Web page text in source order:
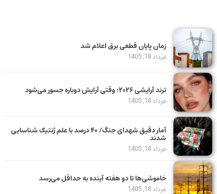
زمان پایان قطعی برق اعلام شد
مرداد 18, 1405
ترند آرایشی ۲۰۲۶؛ وقتی آرایش دوباره جسور می‌شود
مرداد 18, 1405
آمار دقیق شهدای جنگ/ ۴۰ درصد با علم ژنتیک شناسایی
شدند
مرداد 18, 1405
خاموشی‌ها تا دو هفته آینده به حداقل می‌رسد
مرداد 18, 1405